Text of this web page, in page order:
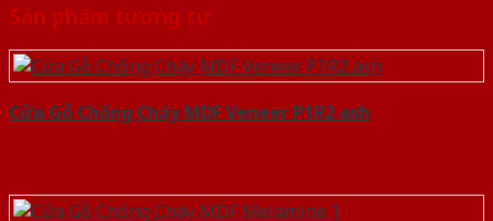
Sản phẩm tương tự
Cửa Gỗ Chống Cháy MDF Veneer P1R2 ash